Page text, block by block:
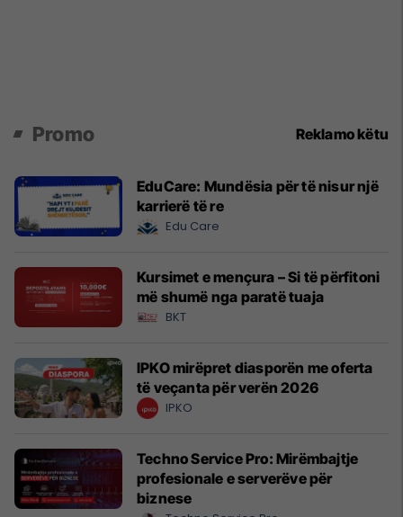
Promo Reklamo këtu
EduCare: Mundësia për të nisur një
karrierë të re
Edu Care
Kursimet e mençura – Si të përfitoni
më shumë nga paratë tuaja
BKT
IPKO mirëpret diasporën me oferta
të veçanta për verën 2026
IPKO
Techno Service Pro: Mirëmbajtje
profesionale e serverëve për
biznese